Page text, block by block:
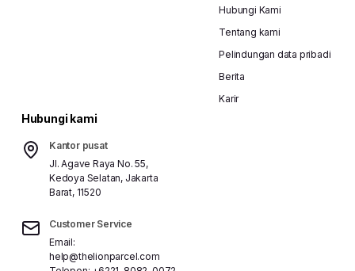
Hubungi Kami
Tentang kami
Pelindungan data pribadi
Berita
Karir
Hubungi kami
Kantor pusat
Jl. Agave Raya No. 55,
Kedoya Selatan, Jakarta
Barat, 11520
Customer Service
Email:
help@thelionparcel.com